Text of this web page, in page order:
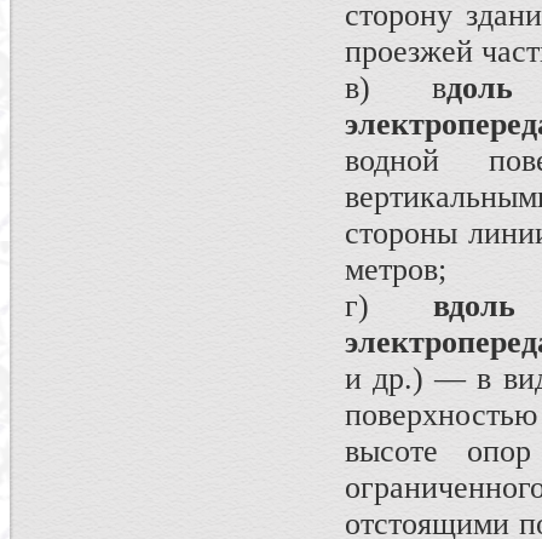
сторону
проезжей
в) в
водной
стороны
метров;
г)
и др.) — в
высоте
отстоящими